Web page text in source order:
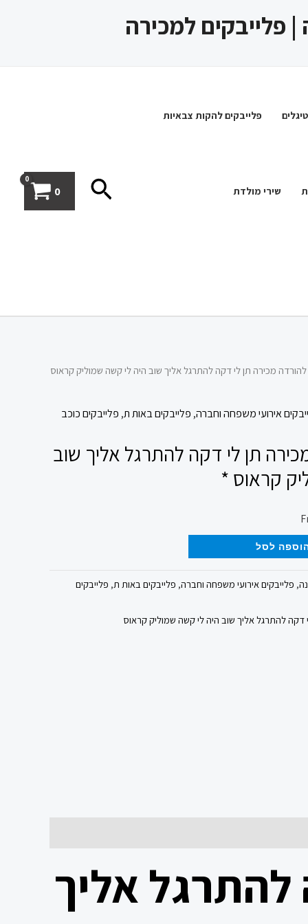
| פלייבקים למכירה
פלייבקים להקות צבאיות
שירי מולדת חיפוש0
מכירה תן לי דקה להתרגל אליך שוב היה לי קשה שמוליק קראוס
אירועי משפחה וחברה, פלייבקים באות ת, פלייבקים כוכב
תן לי דקה להתרגל אליך שוב
קראוס *
לסל
, פלייבקים אירועי משפחה וחברה, פלייבקים באות ת, פלייבקים
דקה להתרגל אליך שוב היה לי קשה שמוליק קראוס
להתרגל אליך